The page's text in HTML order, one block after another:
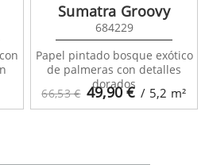
66,53 € 49,90€ / 5,2 m²
Sumatra Groovy
684229
Papel pintado bosque exótico
de palmeras con detalles
dorados